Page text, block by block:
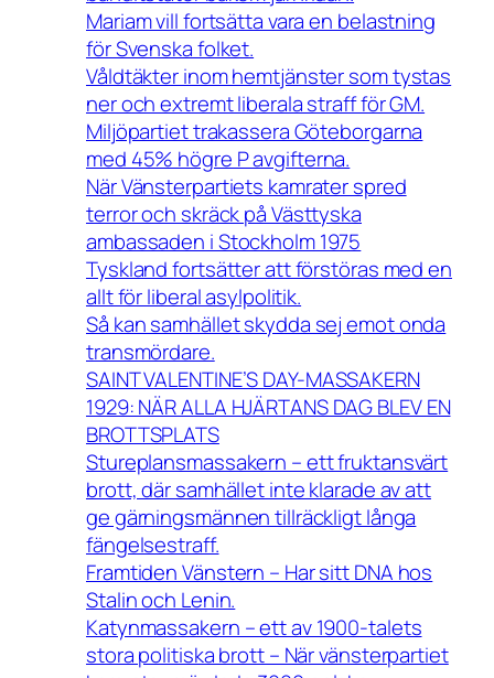
Mariam vill fortsätta vara en belastning
för Svenska folket.
Våldtäkter inom hemtjänster som tystas
ner och extremt liberala straff för GM.
Miljöpartiet trakassera Göteborgarna
med 45% högre P avgifterna.
När Vänsterpartiets kamrater spred
terror och skräck på Västtyska
ambassaden i Stockholm 1975
Tyskland fortsätter att förstöras med en
allt för liberal asylpolitik.
Så kan samhället skydda sej emot onda
transmördare.
SAINT VALENTINE’S DAY-MASSAKERN
1929: NÄR ALLA HJÄRTANS DAG BLEV EN
BROTTSPLATS
Stureplansmassakern – ett fruktansvärt
brott, där samhället inte klarade av att
ge gärningsmännen tillräckligt långa
fängelsestraff.
Framtiden Vänstern – Har sitt DNA hos
Stalin och Lenin.
Katynmassakern – ett av 1900-talets
stora politiska brott – När vänsterpartiet